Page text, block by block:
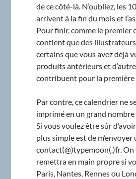
de ce côté-là. N’oubliez, les
arrivent à la fin du mois et
Pour finir, comme le premier
contient que des
certains que vous avez déjà
produits antérieurs et
contribuent pour la première
Par contre, ce calendrier ne
imprimé en un grand nombre
Si vous voulez être sûr
plus simple est de m’envoyer
contact(@)typemoon(.)fr. On
remettra en main propre si
Paris, Nantes, Rennes ou